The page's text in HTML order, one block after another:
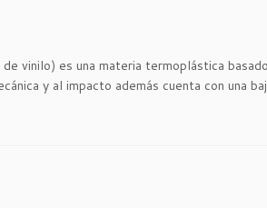
vinilo) es una materia termoplástica
y al impacto además cuenta con